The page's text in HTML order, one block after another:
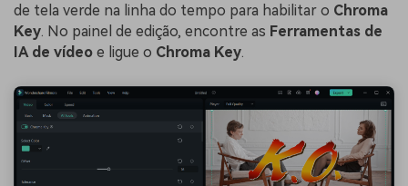
de tela verde na linha do tempo para habilitar o Chroma
Key. No painel de edição, encontre as Ferramentas de
IA de vídeo e ligue o Chroma Key.